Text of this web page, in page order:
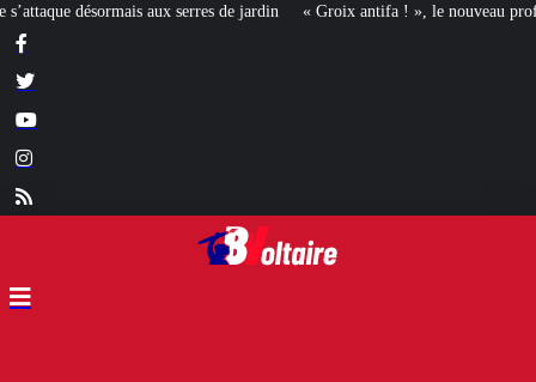
« Groix antifa ! », le nouveau profil de la gauche révolutionnaire ?